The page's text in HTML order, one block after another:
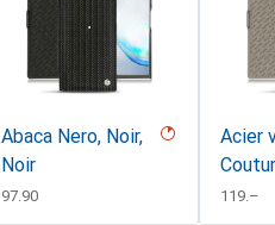
Abaca Nero, Noir,
Noir
CHF
97.90
Acier
CHF
119.–